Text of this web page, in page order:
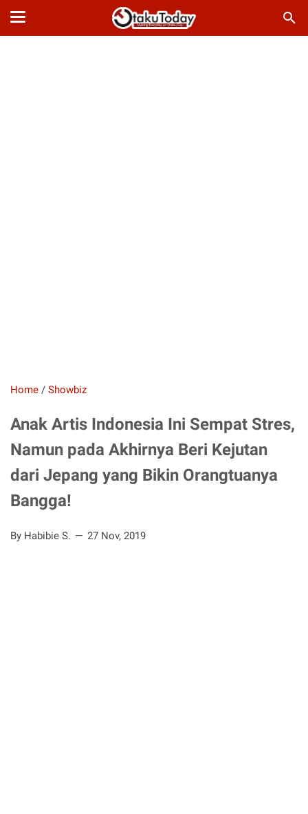
Home / Showbiz
Anak Artis Indonesia Ini Sempat Stres,
Namun pada Akhirnya Beri Kejutan
dari Jepang yang Bikin Orangtuanya
Bangga!
By Habibie S. 27 Nov, 2019